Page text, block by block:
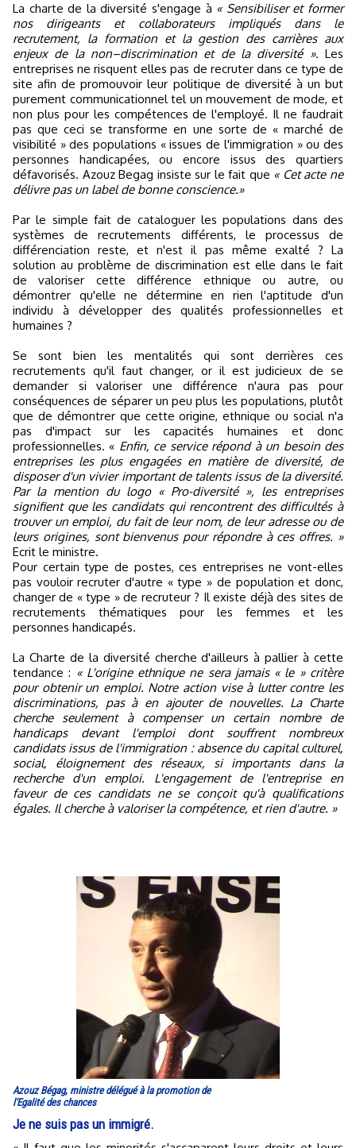
La charte de la diversité s'engage à « Sensibiliser et former
nos dirigeants et collaborateurs impliqués dans le
recrutement, la formation et la gestion des carrières aux
enjeux de la non–discrimination et de la diversité ». Les
entreprises ne risquent elles pas de recruter dans ce type de
site afin de promouvoir leur politique de diversité à un but
purement communicationnel tel un mouvement de mode, et
non plus pour les compétences de l'employé. Il ne faudrait
pas que ceci se transforme en une sorte de « marché de
visibilité » des populations « issues de l'immigration » ou des
personnes handicapées, ou encore issus des quartiers
défavorisés. Azouz Begag insiste sur le fait que « Cet acte ne
délivre pas un label de bonne conscience.»
Par le simple fait de cataloguer les populations dans des
systèmes de recrutements différents, le processus de
différenciation reste, et n'est il pas même exalté ? La
solution au problème de discrimination est elle dans le fait
de valoriser cette différence ethnique ou autre, ou
démontrer qu'elle ne détermine en rien l'aptitude d'un
individu à développer des qualités professionnelles et
humaines ?
Se sont bien les mentalités qui sont derrières ces
recrutements qu'il faut changer, or il est judicieux de se
demander si valoriser une différence n'aura pas pour
conséquences de séparer un peu plus les populations, plutôt
que de démontrer que cette origine, ethnique ou social n'a
pas d'impact sur les capacités humaines et donc
professionnelles. « Enfin, ce service répond à un besoin des
entreprises les plus engagées en matière de diversité, de
disposer d'un vivier important de talents issus de la diversité.
Par la mention du logo « Pro-diversité », les entreprises
signifient que les candidats qui rencontrent des difficultés à
trouver un emploi, du fait de leur nom, de leur adresse ou de
leurs origines, sont bienvenus pour répondre à ces offres. »
Ecrit le ministre.
Pour certain type de postes, ces entreprises ne vont-elles
pas vouloir recruter d'autre « type » de population et donc,
changer de « type » de recruteur ? Il existe déjà des sites de
recrutements thématiques pour les femmes et les
personnes handicapés.
La Charte de la diversité cherche d'ailleurs à pallier à cette
tendance : « L'origine ethnique ne sera jamais « le » critère
pour obtenir un emploi. Notre action vise à lutter contre les
discriminations, pas à en ajouter de nouvelles. La Charte
cherche seulement à compenser un certain nombre de
handicaps devant l'emploi dont souffrent nombreux
candidats issus de l'immigration : absence du capital culturel,
social, éloignement des réseaux, si importants dans la
recherche d'un emploi. L'engagement de l'entreprise en
faveur de ces candidats ne se conçoit qu'à qualifications
égales. Il cherche à valoriser la compétence, et rien d'autre. »
Azouz Bégag, ministre délégué à la promotion de
l'Egalité des chances
Je ne suis pas un immigré.